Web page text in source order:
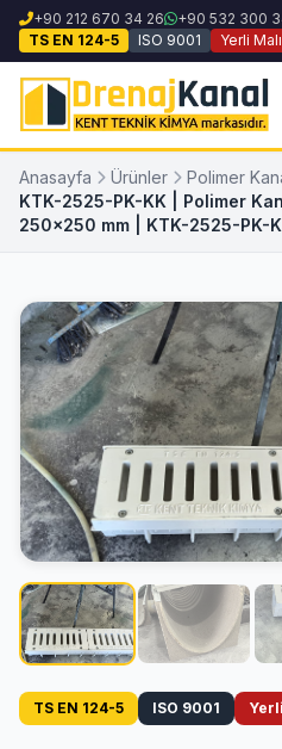
+90 212 670 34 26
+90 532 300
TS EN 124-5
ISO 9001 Yerli Malı
Anasayfa Ürünler
Polimer
KTK-2525-PK-KK | Polimer
250x250 mm | KTK-2525-PK-
TS EN 124-5 ISO 9001